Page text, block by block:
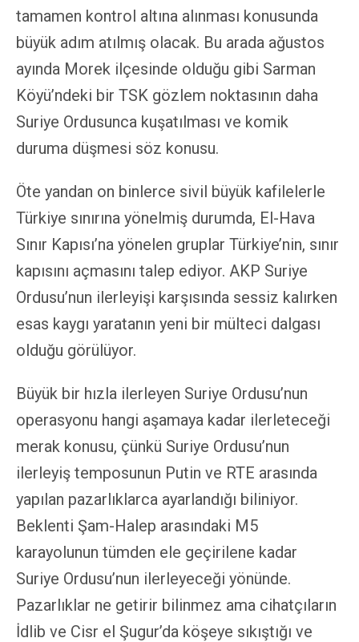
tamamen kontrol altına alınması konusunda
büyük adım atılmış olacak. Bu arada ağustos
ayında Morek ilçesinde olduğu gibi Sarman
Köyü’ndeki bir TSK gözlem noktasının daha
Suriye Ordusunca kuşatılması ve komik
duruma düşmesi söz konusu.
Öte yandan on binlerce sivil büyük kafilelerle
Türkiye sınırına yönelmiş durumda, El-Hava
Sınır Kapısı’na yönelen gruplar Türkiye’nin, sınır
kapısını açmasını talep ediyor. AKP Suriye
Ordusu’nun ilerleyişi karşısında sessiz kalırken
esas kaygı yaratanın yeni bir mülteci dalgası
olduğu görülüyor.
Büyük bir hızla ilerleyen Suriye Ordusu’nun
operasyonu hangi aşamaya kadar ilerleteceği
merak konusu, çünkü Suriye Ordusu’nun
ilerleyiş temposunun Putin ve RTE arasında
yapılan pazarlıklarca ayarlandığı biliniyor.
Beklenti Şam-Halep arasındaki M5
karayolunun tümden ele geçirilene kadar
Suriye Ordusu’nun ilerleyeceği yönünde.
Pazarlıklar ne getirir bilinmez ama cihatçıların
İdlib ve Cisr el Şugur’da köşeye sıkıştığı ve